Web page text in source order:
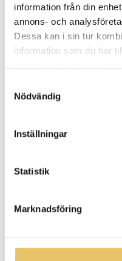
information från din
annons- och
Dessa kan i sin tur
information som du har
Nödvändig
Inställningar
Statistik
Marknadsföring
Vi är Göteborgs största
yrkesutbildningar,
Vi har välutbildade &
rehabiliteringterapeuter.
är fördelat på 5 hallar och
hunddagis i Göteborg och